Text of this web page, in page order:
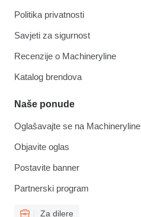
Politika privatnosti
Savjeti za sigurnost
Recenzije o Machineryline
Katalog brendova
Naše ponude
Oglašavajte se na Machineryline
Objavite oglas
Postavite banner
Partnerski program
Za dilere